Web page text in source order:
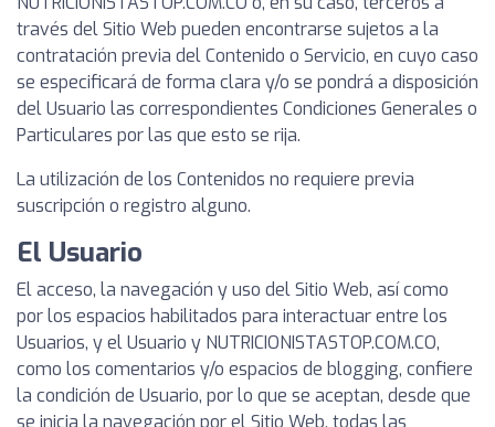
través del Sitio Web pueden encontrarse sujetos a la
contratación previa del Contenido o Servicio, en cuyo caso
se especificará de forma clara y/o se pondrá a disposición
del Usuario las correspondientes Condiciones Generales o
Particulares por las que esto se rija.
La utilización de los Contenidos no requiere previa
suscripción o registro alguno.
El Usuario
El acceso, la navegación y uso del Sitio Web, así como
por los espacios habilitados para interactuar entre los
Usuarios, y el Usuario y NUTRICIONISTASTOP.COM.CO,
como los comentarios y/o espacios de blogging, confiere
la condición de Usuario, por lo que se aceptan, desde que
se inicia la navegación por el Sitio Web, todas las